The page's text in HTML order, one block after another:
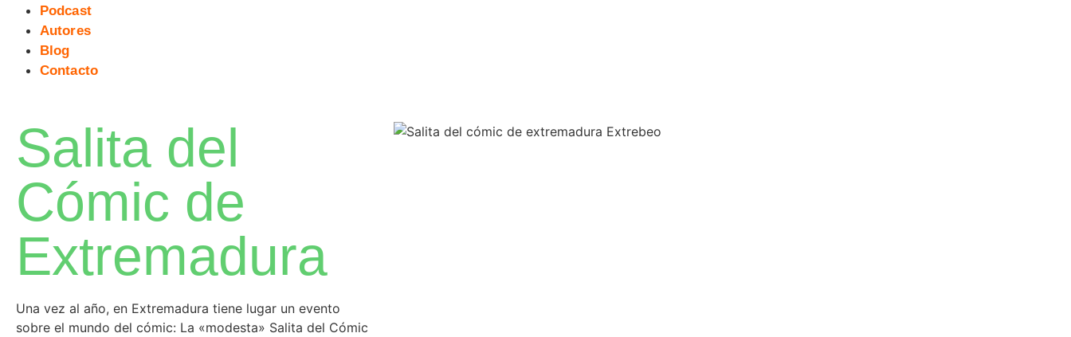
Podcast
Autores
Blog
Contacto
Salita del
Cómic de
Extremadura
Una vez al año, en Extremadura tiene lugar un evento
sobre el mundo del cómic: La «modesta» Salita del Cómic